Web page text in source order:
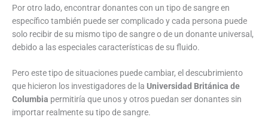
Por otro lado, encontrar donantes con un tipo de sangre en
específico también puede ser complicado y cada persona puede
solo recibir de su mismo tipo de sangre o de un donante universal,
debido a las especiales características de su fluido.
Pero este tipo de situaciones puede cambiar, el descubrimiento
que hicieron los investigadores de la Universidad Británica de
Columbia permitiría que unos y otros puedan ser donantes sin
importar realmente su tipo de sangre.